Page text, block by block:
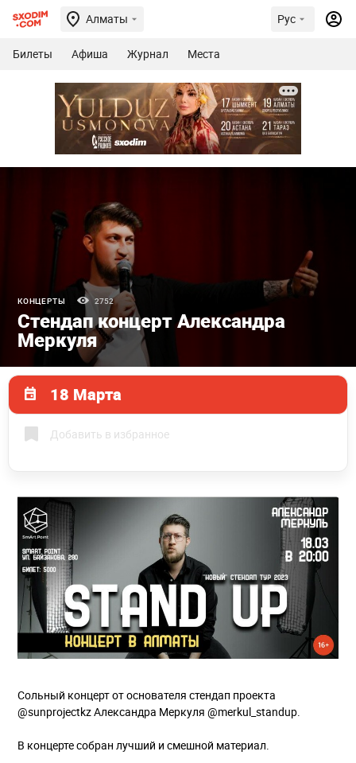
Алматы Рус
Билеты Афиша Журнал Места
КОНЦЕРТЫ 2752
Стендап концерт Александра
Меркуля
18 Марта
Добавить в избранное
Сольный концерт от основателя стендап проекта
@sunprojectkz Александра Меркуля @merkul_standup.
В концерте собран лучший и смешной материал.